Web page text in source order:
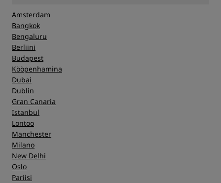
Amsterdam
Bangkok
Bengaluru
Berliini
Budapest
Kööpenhamina
Dubai
Dublin
Gran Canaria
Istanbul
Lontoo
Manchester
Milano
New Delhi
Oslo
Pariisi